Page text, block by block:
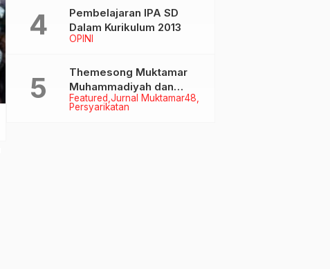
OPINI
Pembelajaran IPA SD
Dalam Kurikulum 2013
Featured Jurnal Muktamar48
Persyarikatan
Themesong Muktamar
Muhammadiyah dan
Aisyiyah Ke-48